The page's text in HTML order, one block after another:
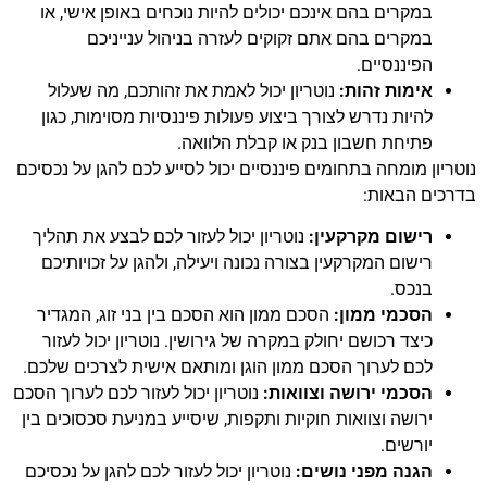
במקרים בהם אינכם יכולים להיות נוכחים באופן אישי, או
במקרים בהם אתם זקוקים לעזרה בניהול ענייניכם
הפיננסיים.
אימות זהות: נוטריון יכול לאמת את זהותכם, מה שעלול
להיות נדרש לצורך ביצוע פעולות פיננסיות מסוימות, כגון
פתיחת חשבון בנק או קבלת הלוואה.
נוטריון מומחה בתחומים פיננסיים יכול לסייע לכם להגן על נכסיכם
בדרכים הבאות:
רישום מקרקעין: נוטריון יכול לעזור לכם לבצע את תהליך
רישום המקרקעין בצורה נכונה ויעילה, ולהגן על זכויותיכם
בנכס.
הסכמי ממון: הסכם ממון הוא הסכם בין בני זוג, המגדיר
כיצד רכושם יחולק במקרה של גירושין. נוטריון יכול לעזור
לכם לערוך הסכם ממון הוגן ומותאם אישית לצרכים שלכם.
הסכמי ירושה וצוואות: נוטריון יכול לעזור לכם לערוך הסכם
ירושה וצוואות חוקיות ותקפות, שיסייע במניעת סכסוכים בין
יורשים.
הגנה מפני נושים: נוטריון יכול לעזור לכם להגן על נכסיכם